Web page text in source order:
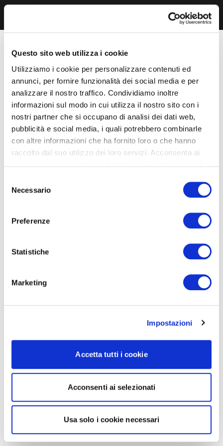
Questo sito web utilizza i cookie
Utilizziamo i cookie per personalizzare contenuti ed
annunci, per fornire funzionalità dei social media e per
analizzare il nostro traffico. Condividiamo inoltre
informazioni sul modo in cui utilizza il nostro sito con i
nostri partner che si occupano di analisi dei dati web,
pubblicità e social media, i quali potrebbero combinarle
con altre informazioni che ha fornito loro o che hanno
raccolto dal suo utilizzo dei loro servizi. Acconsenta ai
delNecessario
Preferenze
Statistiche
Marketing
Impostazioni
Accetta tutti i cookie
Acconsenti ai selezionati
Usa solo i cookie necessari